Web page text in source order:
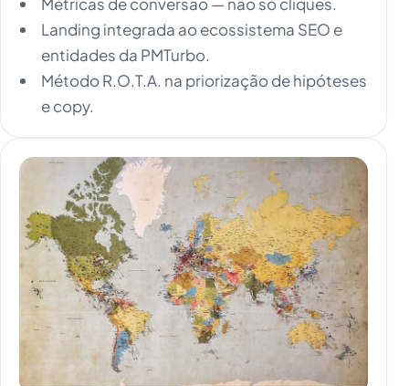
Métricas de conversão — não só cliques.
Landing integrada ao ecossistema SEO e
entidades da PMTurbo.
Método R.O.T.A. na priorização de hipóteses
e copy.